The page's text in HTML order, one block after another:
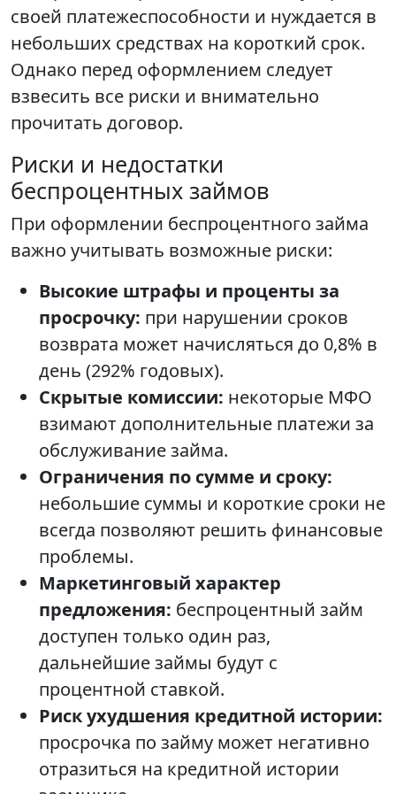
своей платежеспособности и нуждается в
небольших средствах на короткий срок.
Однако перед оформлением следует
взвесить все риски и внимательно
прочитать договор.
Риски и недостатки
беспроцентных займов
При оформлении беспроцентного займа
важно учитывать возможные риски:
Высокие штрафы и проценты за
просрочку: при нарушении сроков
возврата может начисляться до 0,8% в
день (292% годовых).
Скрытые комиссии: некоторые МФО
взимают дополнительные платежи за
обслуживание займа.
Ограничения по сумме и сроку:
небольшие суммы и короткие сроки не
всегда позволяют решить финансовые
проблемы.
Маркетинговый характер
предложения: беспроцентный займ
доступен только один раз,
дальнейшие займы будут с
процентной ставкой.
Риск ухудшения кредитной истории:
просрочка по займу может негативно
отразиться на кредитной истории